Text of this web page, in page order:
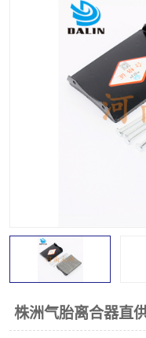
株洲气胎离合器直
PO隔膜离合器
泥浆泵空气包胶囊
DY隔膜式离合器